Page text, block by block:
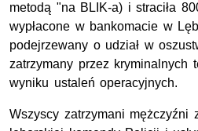
metodą "na BLIK-a) i straciła
wypłacone w bankomacie w
podejrzewany o udział w
zatrzymany przez kryminalnych
wyniku ustaleń operacyjnych.
Wszyscy zatrzymani mężczyźni